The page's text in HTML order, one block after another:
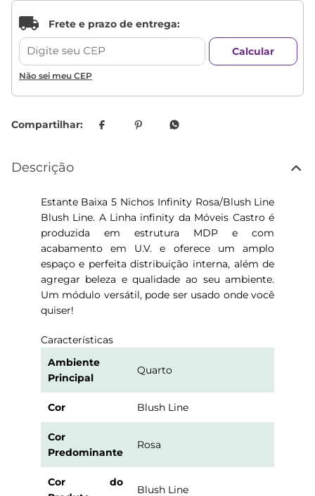
Não sei meu CEP
Descrição
Estante Baixa 5 Nichos Infinity Rosa/Blush Line
Blush Line. A Linha infinity da Móveis Castro é
produzida em estrutura MDP e com
acabamento em U.V. e oferece um amplo
espaço e perfeita distribuição interna, além de
agregar beleza e qualidade ao seu ambiente.
Um módulo versátil, pode ser usado onde você
quiser!
Características
Ambiente
Principal
Quarto
Cor Blush Line
Cor
Predominante
Rosa
Cor do
Blush Line